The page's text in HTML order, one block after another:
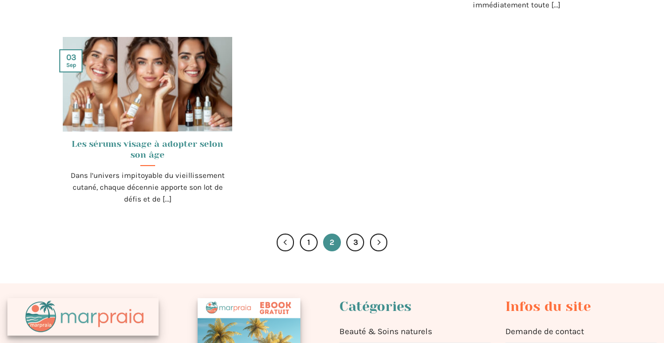
immédiatement toute [...]
Les sérums visage à adopter selon
son âge
Dans l’univers impitoyable du vieillissement
cutané, chaque décennie apporte son lot de
défis et de [...]
03
Sep
1 2 3
Catégories
Beauté & Soins naturels
Infos du site
Demande de contact